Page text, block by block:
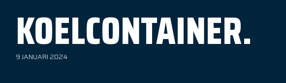
KOELCONTAINER.
9 JANUARI 2024